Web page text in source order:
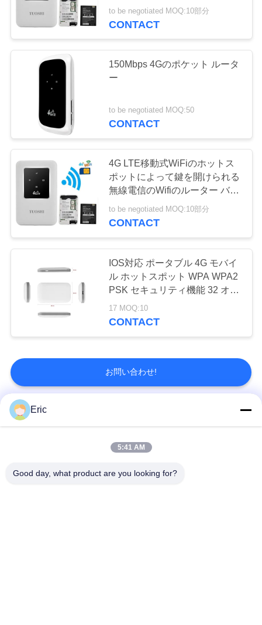
to be negotiated MOQ:10部分
CONTACT
150Mbps 4Gのポケット ルータ
ー
to be negotiated MOQ:50
CONTACT
4G LTE移動式WiFiのホットス
ポットによって鍵を開けられる
無線電信のWifiのルーター バッ
クアップ電池
to be negotiated MOQ:10部分
CONTACT
IOS対応 ポータブル 4G モバイ
ル ホットスポット WPA WPA2
PSK セキュリティ機能 32 オン
ス重さ 急速な接続を確保
17 MOQ:10
CONTACT
お問い合わせ!
人気カテゴリ
Eric
5:41 AM
Good day, what product are you looking for?